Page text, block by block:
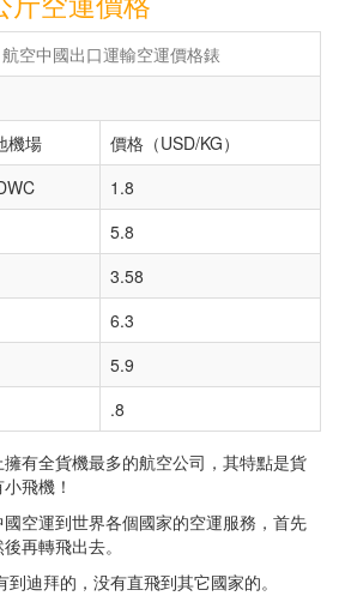
空中國出口運輸空運價格錶
機場
價格（USD/KG）
1.8
5.8
3.58
6.3
5.9
.8
有全貨機最多的航空公司，其特點是貨
飛機！
空運到世界各個國家的空運服務，首先
再轉飛出去。
迪拜的，没有直飛到其它國家的。